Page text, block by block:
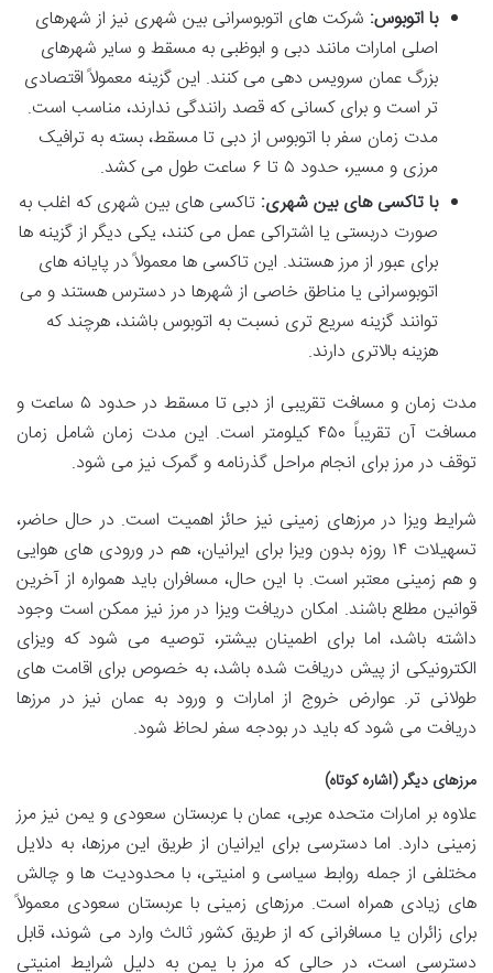
با اتوبوس: شرکت های اتوبوسرانی بین شهری نیز از شهرهای
اصلی امارات مانند دبی و ابوظبی به مسقط و سایر شهرهای
بزرگ عمان سرویس دهی می کنند. این گزینه معمولاً اقتصادی
تر است و برای کسانی که قصد رانندگی ندارند، مناسب است.
مدت زمان سفر با اتوبوس از دبی تا مسقط، بسته به ترافیک
مرزی و مسیر، حدود ۵ تا ۶ ساعت طول می کشد.
با تاکسی های بین شهری: تاکسی های بین شهری که اغلب به
صورت دربستی یا اشتراکی عمل می کنند، یکی دیگر از گزینه ها
برای عبور از مرز هستند. این تاکسی ها معمولاً در پایانه های
اتوبوسرانی یا مناطق خاصی از شهرها در دسترس هستند و می
توانند گزینه سریع تری نسبت به اتوبوس باشند، هرچند که
هزینه بالاتری دارند.
مدت زمان و مسافت تقریبی از دبی تا مسقط در حدود ۵ ساعت و
مسافت آن تقریباً ۴۵۰ کیلومتر است. این مدت زمان شامل زمان
توقف در مرز برای انجام مراحل گذرنامه و گمرک نیز می شود.
شرایط ویزا در مرزهای زمینی نیز حائز اهمیت است. در حال حاضر،
تسهیلات ۱۴ روزه بدون ویزا برای ایرانیان، هم در ورودی های هوایی
و هم زمینی معتبر است. با این حال، مسافران باید همواره از آخرین
قوانین مطلع باشند. امکان دریافت ویزا در مرز نیز ممکن است وجود
داشته باشد، اما برای اطمینان بیشتر، توصیه می شود که ویزای
الکترونیکی از پیش دریافت شده باشد، به خصوص برای اقامت های
طولانی تر. عوارض خروج از امارات و ورود به عمان نیز در مرزها
دریافت می شود که باید در بودجه سفر لحاظ شود.
مرزهای دیگر (اشاره کوتاه)
علاوه بر امارات متحده عربی، عمان با عربستان سعودی و یمن نیز مرز
زمینی دارد. اما دسترسی برای ایرانیان از طریق این مرزها، به دلایل
مختلفی از جمله روابط سیاسی و امنیتی، با محدودیت ها و چالش
های زیادی همراه است. مرزهای زمینی با عربستان سعودی معمولاً
برای زائران یا مسافرانی که از طریق کشور ثالث وارد می شوند، قابل
دسترسی است، در حالی که مرز با یمن به دلیل شرایط امنیتی